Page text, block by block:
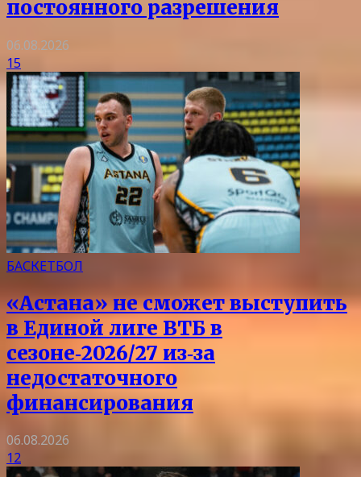
постоянного разрешения
06.08.2026
15
БАСКЕТБОЛ
«Астана» не сможет выступить
в Единой лиге ВТБ в
сезоне‑2026/27 из‑за
недостаточного
финансирования
06.08.2026
12